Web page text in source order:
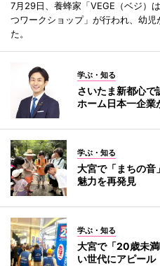
7月29日、養蜂家「VEGE（ベジ）
つワークショップ」が行われ、幼
た。
学ぶ・知る
さいたま新都心
ホーム日本一企業
学ぶ・知る
大宮で「まちの音
魅力を再発見
学ぶ・知る
大宮で「20歳未
い世代にアピール